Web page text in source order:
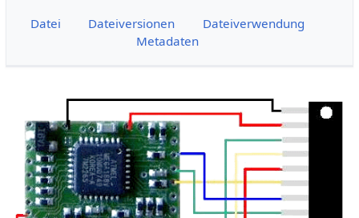
Datei Dateiversionen
Dateiverwendung
Metadaten